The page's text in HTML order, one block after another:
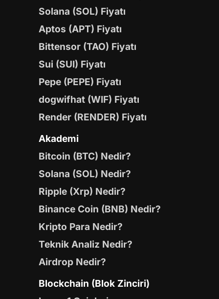
Solana (SOL) Fiyatı
Aptos (APT) Fiyatı
Bittensor (TAO) Fiyatı
Sui (SUI) Fiyatı
Pepe (PEPE) Fiyatı
dogwifhat (WIF) Fiyatı
Render (RENDER) Fiyatı
Akademi
Bitcoin (BTC) Nedir?
Solana (SOL) Nedir?
Ripple (Xrp) Nedir?
Binance Coin (BNB) Nedir?
Kripto Para Nedir?
Teknik Analiz Nedir?
Airdrop Nedir?
Blockchain (Blok Zinciri)